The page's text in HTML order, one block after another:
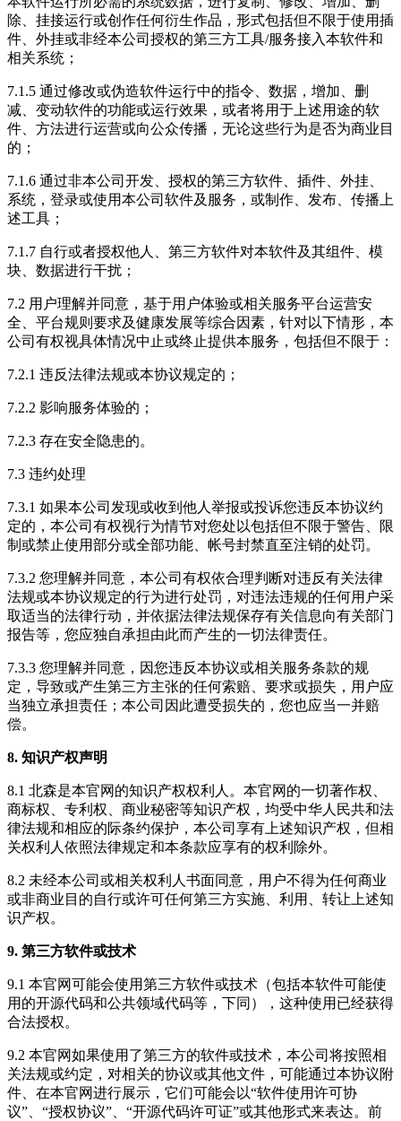
除、挂接运行或创作任何衍生作品，形式包括但不限于使用插
件、外挂或非经本公司授权的第三方工具/服务接入本软件和
相关系统；
7.1.5 通过修改或伪造软件运行中的指令、数据，增加、删
减、变动软件的功能或运行效果，或者将用于上述用途的软
件、方法进行运营或向公众传播，无论这些行为是否为商业目
的；
7.1.6 通过非本公司开发、授权的第三方软件、插件、外挂、
系统，登录或使用本公司软件及服务，或制作、发布、传播上
述工具；
7.1.7 自行或者授权他人、第三方软件对本软件及其组件、模
块、数据进行干扰；
7.2 用户理解并同意，基于用户体验或相关服务平台运营安
全、平台规则要求及健康发展等综合因素，针对以下情形，本
公司有权视具体情况中止或终止提供本服务，包括但不限于：
7.2.1 违反法律法规或本协议规定的；
7.2.2 影响服务体验的；
7.2.3 存在安全隐患的。
7.3 违约处理
7.3.1 如果本公司发现或收到他人举报或投诉您违反本协议约
定的，本公司有权视行为情节对您处以包括但不限于警告、限
制或禁止使用部分或全部功能、帐号封禁直至注销的处罚。
7.3.2 您理解并同意，本公司有权依合理判断对违反有关法律
法规或本协议规定的行为进行处罚，对违法违规的任何用户采
取适当的法律行动，并依据法律法规保存有关信息向有关部门
报告等，您应独自承担由此而产生的一切法律责任。
7.3.3 您理解并同意，因您违反本协议或相关服务条款的规
定，导致或产生第三方主张的任何索赔、要求或损失，用户应
当独立承担责任；本公司因此遭受损失的，您也应当一并赔
偿。
8. 知识产权声明
8.1 北森是本官网的知识产权权利人。本官网的一切著作权、
商标权、专利权、商业秘密等知识产权，均受中华人民共和法
律法规和相应的际条约保护，本公司享有上述知识产权，但相
关权利人依照法律规定和本条款应享有的权利除外。
8.2 未经本公司或相关权利人书面同意，用户不得为任何商业
或非商业目的自行或许可任何第三方实施、利用、转让上述知
识产权。
9. 第三方软件或技术
9.1 本官网可能会使用第三方软件或技术（包括本软件可能使
用的开源代码和公共领域代码等，下同），这种使用已经获得
合法授权。
9.2 本官网如果使用了第三方的软件或技术，本公司将按照相
关法规或约定，对相关的协议或其他文件，可能通过本协议附
件、在本官网进行展示，它们可能会以“软件使用许可协
议”、“授权协议”、“开源代码许可证”或其他形式来表达。前